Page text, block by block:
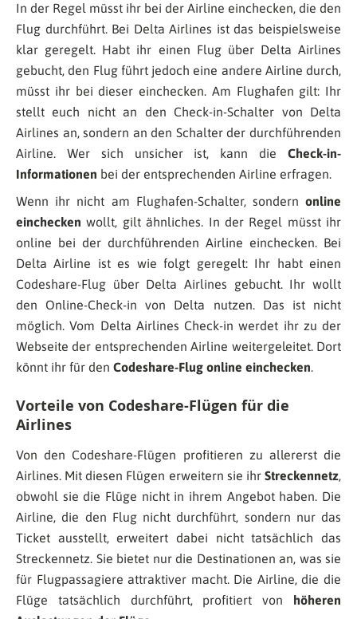
In der Regel müsst ihr bei der Airline einchecken, die den
Flug durchführt. Bei Delta Airlines ist das beispielsweise
klar geregelt. Habt ihr einen Flug über Delta Airlines
gebucht, den Flug führt jedoch eine andere Airline durch,
müsst ihr bei dieser einchecken. Am Flughafen gilt: Ihr
stellt euch nicht an den Check-in-Schalter von Delta
Airlines an, sondern an den Schalter der durchführenden
Airline. Wer sich unsicher ist, kann die Check-in-
Informationen bei der entsprechenden Airline erfragen.
Wenn ihr nicht am Flughafen-Schalter, sondern online
einchecken wollt, gilt ähnliches. In der Regel müsst ihr
online bei der durchführenden Airline einchecken. Bei
Delta Airline ist es wie folgt geregelt: Ihr habt einen
Codeshare-Flug über Delta Airlines gebucht. Ihr wollt
den Online-Check-in von Delta nutzen. Das ist nicht
möglich. Vom Delta Airlines Check-in werdet ihr zu der
Webseite der entsprechenden Airline weitergeleitet. Dort
könnt ihr für den Codeshare-Flug online einchecken.
Vorteile von Codeshare-Flügen für die
Airlines
Von den Codeshare-Flügen profitieren zu allererst die
Airlines. Mit diesen Flügen erweitern sie ihr Streckennetz,
obwohl sie die Flüge nicht in ihrem Angebot haben. Die
Airline, die den Flug nicht durchführt, sondern nur das
Ticket ausstellt, erweitert dabei nicht tatsächlich das
Streckennetz. Sie bietet nur die Destinationen an, was sie
für Flugpassagiere attraktiver macht. Die Airline, die die
Flüge tatsächlich durchführt, profitiert von
höheren